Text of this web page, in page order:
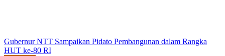
Gubernur NTT Sampaikan Pidato Pembangunan dalam Rangka
HUT ke-80 RI